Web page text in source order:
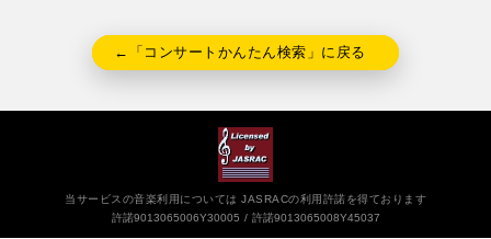
←「コンサートかんたん検索」に戻る
当サービスの音楽利用については JASRACの利用許諾を得ております
許諾9013065006Y30005
許諾9013065008Y45037